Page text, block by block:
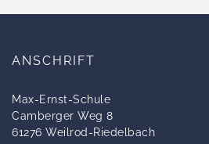
ANSCHRIFT
Max-Ernst-Schule
Camberger Weg 8
61276 Weilrod-Riedelbach